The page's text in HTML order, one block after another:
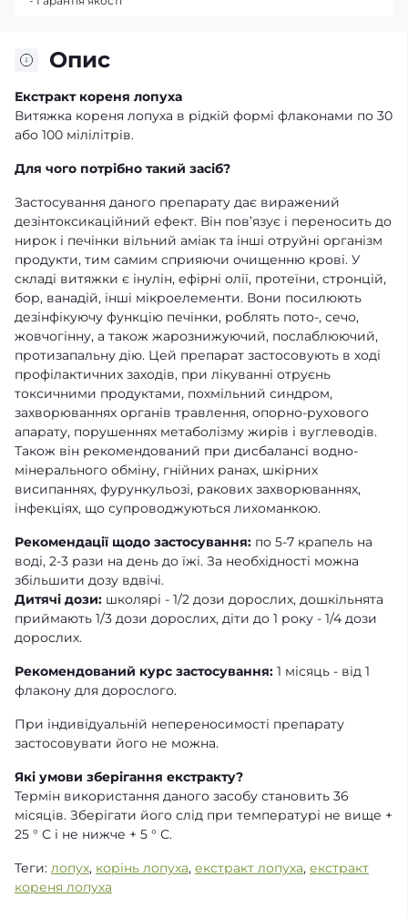
Опис
Екстракт кореня лопуха
Витяжка кореня лопуха в рідкій формі флаконами по 30
або 100 мілілітрів.
Для чого потрібно такий засіб?
Застосування даного препарату дає виражений
дезінтоксикаційний ефект. Він пов’язує і переносить до
нирок і печінки вільний аміак та інші отруйні організм
продукти, тим самим сприяючи очищенню крові. У
складі витяжки є інулін, ефірні олії, протеїни, стронцій,
бор, ванадій, інші мікроелементи. Вони посилюють
дезінфікуючу функцію печінки, роблять пото-, сечо,
жовчогінну, а також жарознижуючий, послаблюючий,
протизапальну дію. Цей препарат застосовують в ході
профілактичних заходів, при лікуванні отруєнь
токсичними продуктами, похмільний синдром,
захворюваннях органів травлення, опорно-рухового
апарату, порушеннях метаболізму жирів і вуглеводів.
Також він рекомендований при дисбалансі водно-
мінерального обміну, гнійних ранах, шкірних
висипаннях, фурункульозі, ракових захворюваннях,
інфекціях, що супроводжуються лихоманкою.
Рекомендації щодо застосування: по 5-7 крапель на
воді, 2-3 рази на день до їжі. За необхідності можна
збільшити дозу вдвічі.
Дитячі дози: школярі - 1/2 дози дорослих, дошкільнята
приймають 1/3 дози дорослих, діти до 1 року - 1/4 дози
дорослих.
Рекомендований курс застосування: 1 місяць - від 1
флакону для дорослого.
При індивідуальній непереносимості препарату
застосовувати його не можна.
Які умови зберігання екстракту?
Термін використання даного засобу становить 36
місяців. Зберігати його слід при температурі не вище +
25 ° С і не нижче + 5 ° С.
Теги: лопух, корінь лопуха, екстракт лопуха, екстракт
кореня лопуха